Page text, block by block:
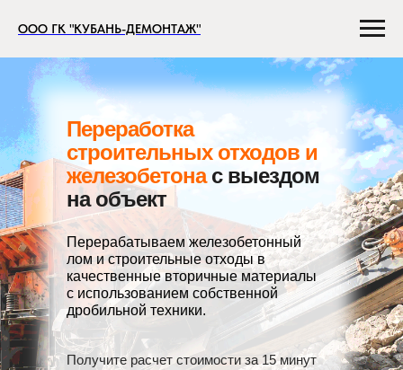
ООО ГК "КУБАНЬ-ДЕМОНТАЖ"
Переработка
строительных отходов и
железобетонас выездом
на объект
Перерабатываем железобетонный
лом и строительные отходы в
качественные вторичные материалы
с использованием собственной
дробильной техники.
Получите расчет стоимости за 15 минут